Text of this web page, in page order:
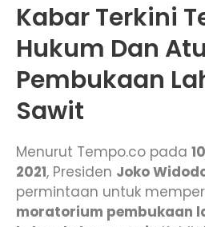
Kabar Terkini
Hukum Dan
Pembukaan
Sawit
Menurut Tempo.co pada
2021, Presiden Joko
permintaan untuk
moratorium pembukaan